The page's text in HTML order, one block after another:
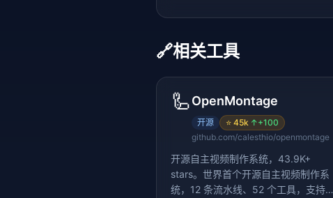
🔗相关工具
🦾OpenMontage
开源 ⭐ 45k ↑+100
github.com/calesthio/openmontage
开源自主视频制作系统，43.9K+
stars。世界首个开源自主视频制作系
统，12 条流水线、52 个工具，支持视